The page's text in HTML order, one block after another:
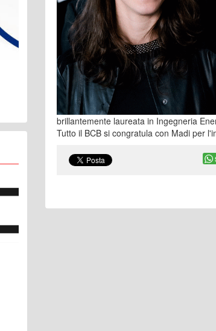
brillantemente laureata in Ingegneria
Tutto il BCB si congratula con Madi per